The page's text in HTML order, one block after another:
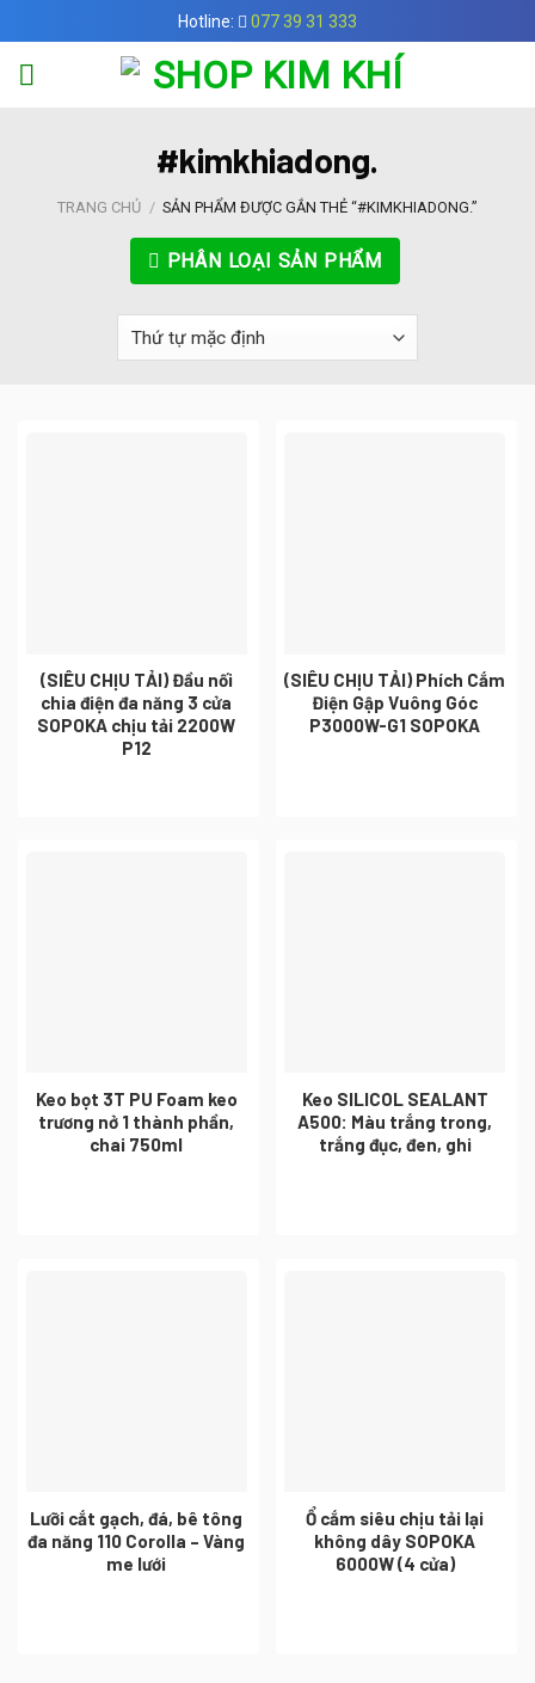
to
content
Hotline: 077 39 31 333
#kimkhiadong.
TRANG CHỦ / SẢN PHẨM ĐƯỢC GẮN THẺ “#KIMKHIADONG.”
PHÂN LOẠI SẢN PHẨM
(SIÊU CHỊU TẢI) Đầu nối
chia điện đa năng 3 cửa
SOPOKA chịu tải 2200W
P12
(SIÊU CHỊU TẢI) Phích Cắm
Điện Gập Vuông Góc
P3000W-G1 SOPOKA
Keo bọt 3T PU Foam keo
trương nở 1 thành phần,
chai 750ml
Keo SILICOL SEALANT
A500: Màu trắng trong,
trắng đục, đen, ghi
Lưỡi cắt gạch, đá, bê tông
đa năng 110 Corolla – Vàng
me lưới
Ổ cắm siêu chịu tải lại
không dây SOPOKA
6000W (4 cửa)